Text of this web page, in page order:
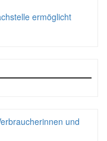
ermöglicht
und